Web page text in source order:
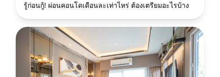
รู้ก่อนกู้! ผ่อนคอนโดเดือนละเท่าไหร่ ต้องเตรียมอะไรบ้าง